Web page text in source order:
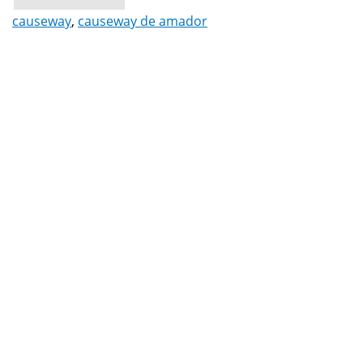
causeway, causeway de amador